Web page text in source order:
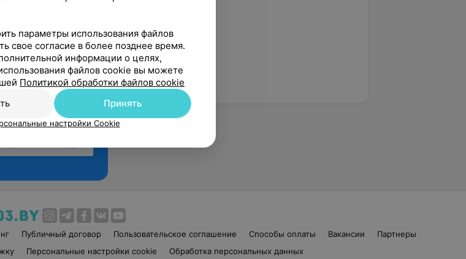
Публичный договор Пользовательское соглашение Способы оплаты Вакансии
Партнеры
Персональные настройки cookie Обработка персональных данных
параметры использования файлов
свое согласие в более позднее время.
информации о целях,
файлов cookie вы можете
Политикой обработки файлов cookie
Принять
настройки Cookie